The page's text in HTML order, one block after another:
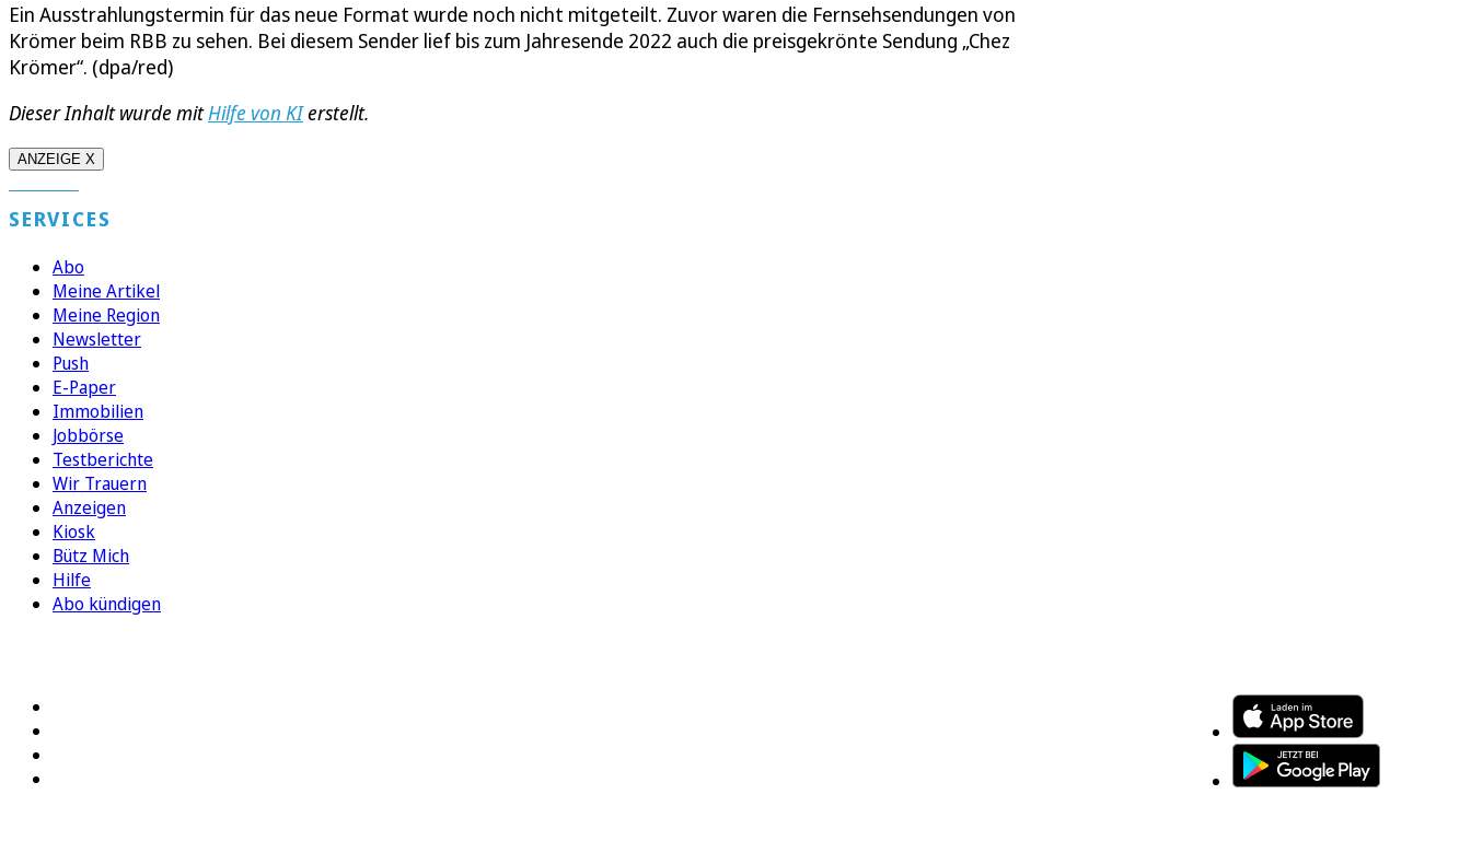
Ein Ausstrahlungstermin für das neue Format wurde noch nicht mitgeteilt. Zuvor waren die Fernsehsendungen von
Krömer beim RBB zu sehen. Bei diesem Sender lief bis zum Jahresende 2022 auch die preisgekrönte Sendung „Chez
Krömer“. (dpa/red)
Dieser Inhalt wurde mitHilfe von KIerstellt.
ANZEIGE X
SERVICES
Abo
Meine Artikel
Meine Region
Newsletter
Push
E-Paper
Immobilien
Jobbörse
Testberichte
Wir Trauern
Anzeigen
Kiosk
Bütz Mich
Hilfe
Abo kündigen